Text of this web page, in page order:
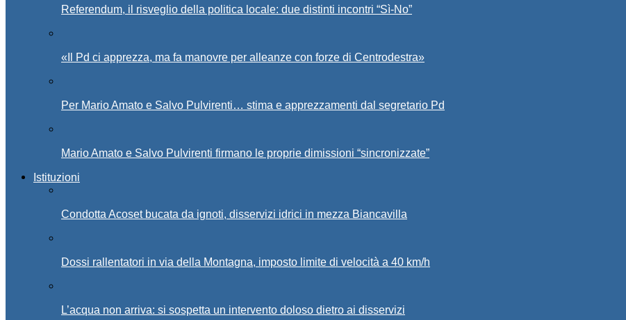
Referendum, il risveglio della politica locale: due distinti incontri “Sì-No”
«Il Pd ci apprezza, ma fa manovre per alleanze con forze di Centrodestra»
Per Mario Amato e Salvo Pulvirenti… stima e apprezzamenti dal segretario Pd
Mario Amato e Salvo Pulvirenti firmano le proprie dimissioni “sincronizzate”
Istituzioni
Condotta Acoset bucata da ignoti, disservizi idrici in mezza Biancavilla
Dossi rallentatori in via della Montagna, imposto limite di velocità a 40 km/h
L’acqua non arriva: si sospetta un intervento doloso dietro ai disservizi